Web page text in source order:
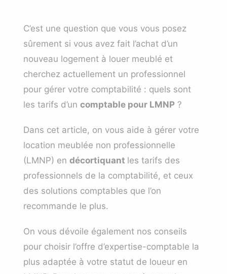
C’est une question que vous vous posez
sûrement si vous avez fait l’achat d’un
nouveau logement à louer meublé et
cherchez actuellement un professionnel
pour gérer votre comptabilité : quels sont
les tarifs d’un comptable pour LMNP ?
Dans cet article, on vous aide à gérer votre
location meublée non professionnelle
(LMNP) en décortiquant les tarifs des
professionnels de la comptabilité, et ceux
des solutions comptables que l’on
recommande le plus.
On vous dévoile également nos conseils
pour choisir l’offre d’expertise-comptable la
plus adaptée à votre statut de loueur en